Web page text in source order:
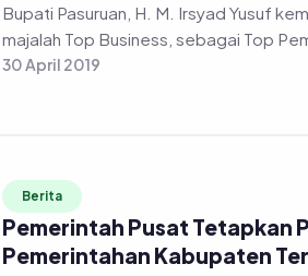
Bupati Pasuruan, H. M. Irsyad Yusuf
majalah Top Business, sebagai Top
30 April 2019
Berita
Pemerintah Pusat Tetapkan
Pemerintahan Kabupaten